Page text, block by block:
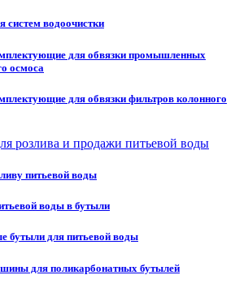
систем водоочистки
для обвязки промышленных
осмоса
для обвязки фильтров колонного
розлива и продажи питьевой воды
питьевой воды
воды в бутыли
бутыли для питьевой воды
для поликарбонатных бутылей